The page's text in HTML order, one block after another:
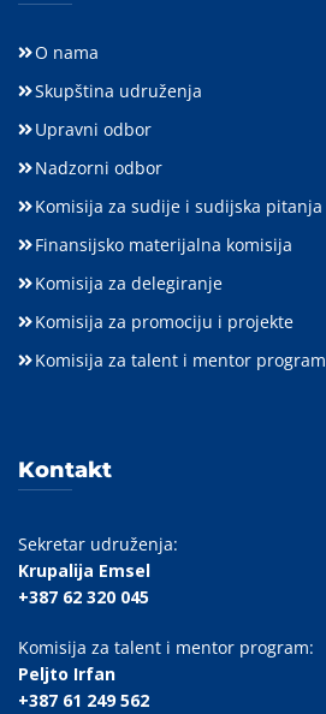
O nama
Skupština udruženja
Upravni odbor
Nadzorni odbor
Komisija za sudije i sudijska pitanja
Finansijsko materijalna komisija
Komisija za delegiranje
Komisija za promociju i projekte
Komisija za talent i mentor program
Kontakt
Sekretar udruženja:
Krupalija Emsel
+387 62 320 045
Komisija za talent i mentor program:
Peljto Irfan
+387 61 249 562